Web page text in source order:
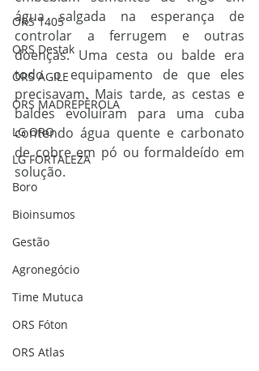
ORS 1405
ORS Destak
ORS ÁGILE
ORS MADREPÉROLA
LG ORO
LG FORTALEZA
Boro
Bioinsumos
Gestão
Agronegócio
Time Mutuca
ORS Fóton
ORS Atlas
água salgada na esperança de
controlar a ferrugem e outras
doenças. Uma cesta ou balde era
todo o equipamento de que eles
precisavam. Mais tarde, as cestas e
baldes evoluíram para uma cuba
contendo água quente e carbonato
de cobre em pó ou formaldeído em
solução.